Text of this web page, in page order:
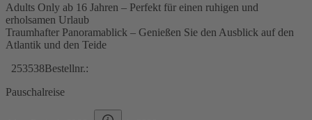
Adults Only ab 16 Jahren – Perfekt für einen ruhigen und
erholsamen Urlaub
Traumhafter Panoramablick – Genießen Sie den Ausblick auf den
Atlantik und den Teide
253538Bestellnr.:
Pauschalreise